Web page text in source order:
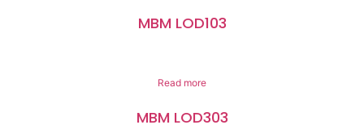
MBM LOD103
Read more
MBM LOD303